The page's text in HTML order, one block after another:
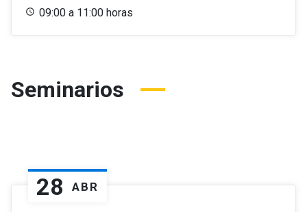
09:00 a 11:00 horas
Seminarios
28 ABR